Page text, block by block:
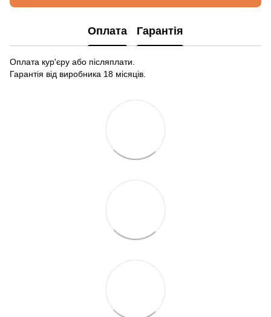
Оплата Гарантія
Оплата кур'єру або післяплати.
Гарантія від виробника 18 місяців.